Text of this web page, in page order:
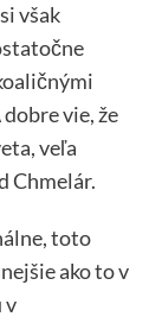
však
vie, že
veľa
Chmelár.
toto
ako to v
v